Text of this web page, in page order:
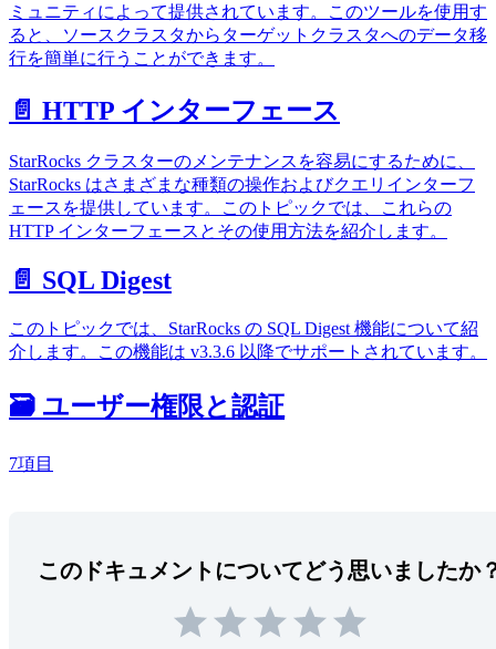
ミュニティによって提供されています。このツールを使用す
ると、ソースクラスタからターゲットクラスタへのデータ移
行を簡単に行うことができます。
📄️ HTTP インターフェース
StarRocks クラスターのメンテナンスを容易にするために、
StarRocks はさまざまな種類の操作およびクエリインターフ
ェースを提供しています。このトピックでは、これらの
HTTP インターフェースとその使用方法を紹介します。
📄️ SQL Digest
このトピックでは、StarRocks の SQL Digest 機能について紹
介します。この機能は v3.3.6 以降でサポートされています。
🗃️ ユーザー権限と認証
7項目
このドキュメントについてどう思いましたか